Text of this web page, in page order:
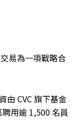
易為一項戰略合
由 CVC 旗下基金
用逾 1,500 名員